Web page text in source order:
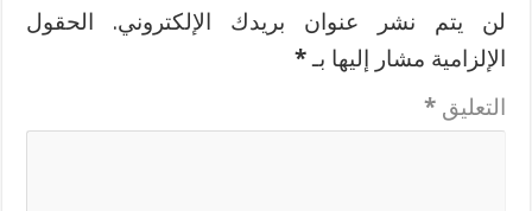
لن يتم نشر عنوان بريدك الإلكتروني.
الحقول
الإلزامية مشار إليها بـ*
التعليق*